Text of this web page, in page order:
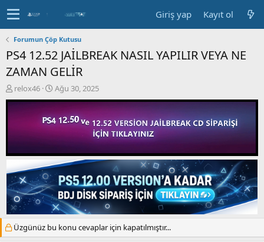
Giriş yap Kayıt ol
Forumun Çöp Kutusu
PS4 12.52 JAİLBREAK NASIL YAPILIR VEYA NE
ZAMAN GELİR
K
o
n
u
y
u
a
ş
l
a
t
a
n
relox46
B
a
ş
l
a
n
g
ı
ç
t
a
r
i
h
i
Ağu 30, 2025
Üzgünüz bu konu cevaplar için kapatılmıştır...